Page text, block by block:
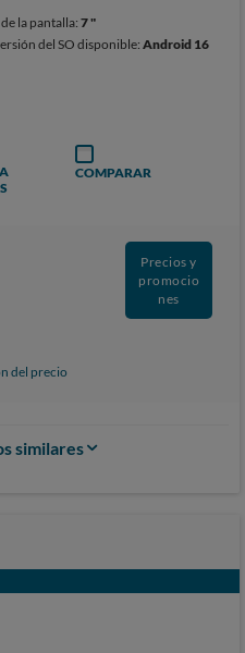
la pantalla:7 "
del SO disponible:Android 16
COMPARAR
Precios y
promocio
nes
del precio
similares